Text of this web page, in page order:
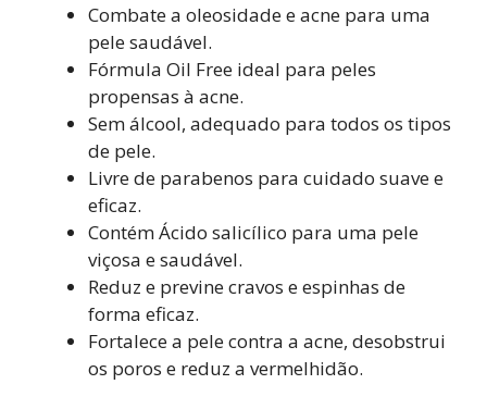
Combate a oleosidade e acne para uma
pele saudável.
Fórmula Oil Free ideal para peles
propensas à acne.
Sem álcool, adequado para todos os tipos
de pele.
Livre de parabenos para cuidado suave e
eficaz.
Contém Ácido salicílico para uma pele
viçosa e saudável.
Reduz e previne cravos e espinhas de
forma eficaz.
Fortalece a pele contra a acne, desobstrui
os poros e reduz a vermelhidão.